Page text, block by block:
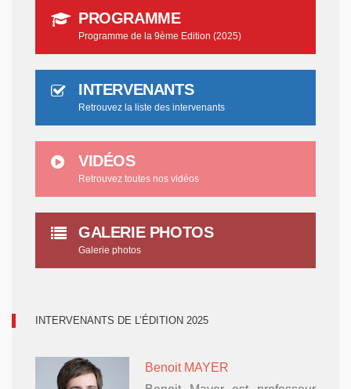
PROGRAMME
Programme de la 9ème Edition (2025)
INTERVENANTS
Retrouvez la liste des intervenants
VIDÉOS
Retrouvez toutes nos vidéos
GALERIE PHOTOS
Galerie photos
INTERVENANTS DE L’ÉDITION 2025
Benoit MAYER